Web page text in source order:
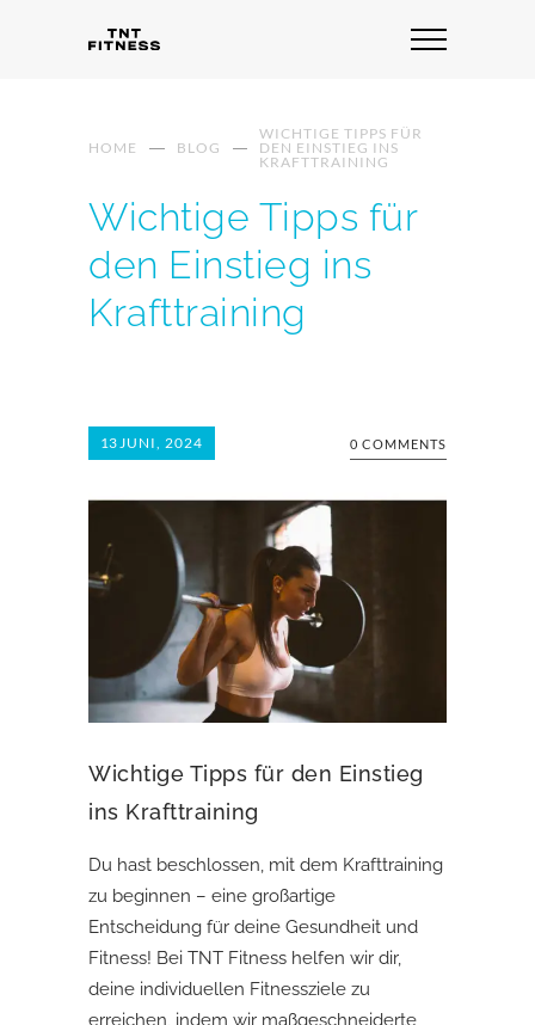
HOME BLOG
WICHTIGE TIPPS FÜR
DEN EINSTIEG INS
KRAFTTRAINING
Wichtige Tipps für
den Einstieg ins
Krafttraining
13JUNI, 2024 0 COMMENTS
Wichtige Tipps für den Einstieg
ins Krafttraining
Du hast beschlossen, mit dem Krafttraining
zu beginnen – eine großartige
Entscheidung für deine Gesundheit und
Fitness! Bei TNT Fitness helfen wir dir,
deine individuellen Fitnessziele zu
erreichen, indem wir maßgeschneiderte